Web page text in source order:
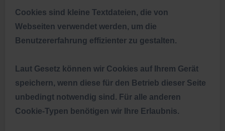
Cookies sind kleine Textdateien, die von
Webseiten verwendet werden, um die
Benutzererfahrung effizienter zu gestalten.
Laut Gesetz können wir Cookies auf Ihrem Gerät
speichern, wenn diese für den Betrieb dieser Seite
unbedingt notwendig sind. Für alle anderen
Cookie-Typen benötigen wir Ihre Erlaubnis.